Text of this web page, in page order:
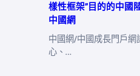
樣性框架”目的的中國
中國網
中國網/中國成長門戶網
心、…